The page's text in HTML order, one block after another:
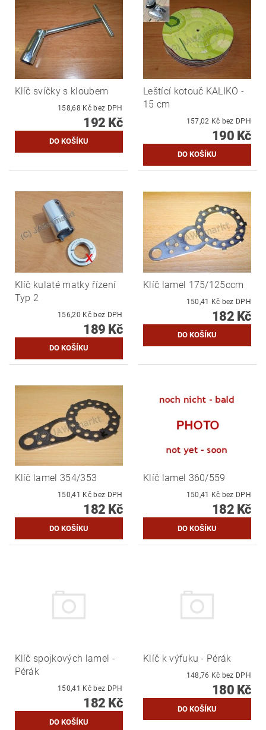
Klíč svíčky s kloubem
158,68 Kč bez DPH
192 Kč
Leštící kotouč KALIKO -
15 cm
157,02 Kč bez DPH
190 Kč
Klíč kulaté matky řízení
Typ 2
156,20 Kč bez DPH
189 Kč
Klíč lamel 175/125ccm
150,41 Kč bez DPH
182 Kč
Klíč lamel 354/353
150,41 Kč bez DPH
182 Kč
Klíč lamel 360/559
150,41 Kč bez DPH
182 Kč
Klíč spojkových lamel -
Pérák
150,41 Kč bez DPH
182 Kč
Klíč k výfuku - Pérák
148,76 Kč bez DPH
180 Kč